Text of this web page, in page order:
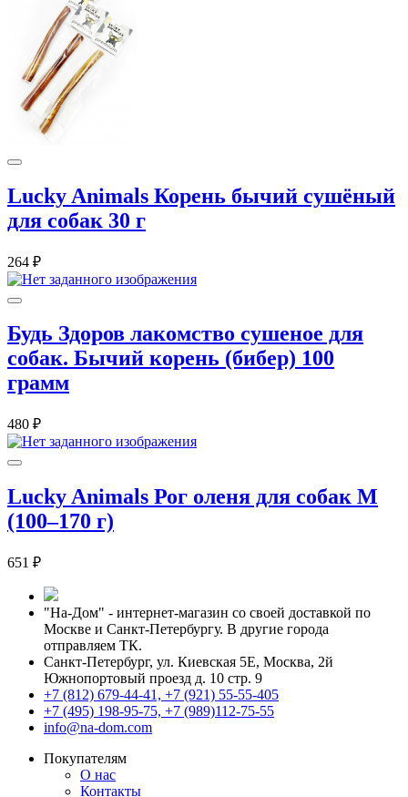
Lucky Animals Корень бычий сушёный
для собак 30 г
264 ₽
Будь Здоров лакомство сушеное для
собак. Бычий корень (бибер) 100
грамм
480 ₽
Lucky Animals Рог оленя для собак M
(100–170 г)
651 ₽
"На-Дом" - интернет-магазин со своей доставкой по
Москве и Санкт-Петербургу. В другие города
отправляем ТК.
Санкт-Петербург, ул. Киевская 5Е, Москва, 2й
Южнопортовый проезд д. 10 стр. 9
+7 (812) 679-44-41, +7 (921) 55-55-405
+7 (495) 198-95-75, +7 (989)112-75-55
info@na-dom.com
Покупателям
О нас
Контакты